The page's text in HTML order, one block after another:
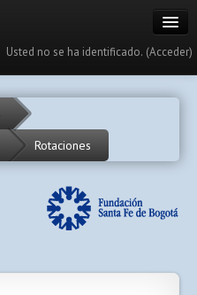
Usted no se ha identificado. (Acceder)
Rotaciones